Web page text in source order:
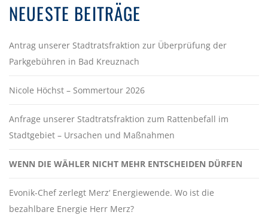
NEUESTE BEITRÄGE
Antrag unserer Stadtratsfraktion zur Überprüfung der
Parkgebühren in Bad Kreuznach
Nicole Höchst – Sommertour 2026
Anfrage unserer Stadtratsfraktion zum Rattenbefall im
Stadtgebiet – Ursachen und Maßnahmen
WENN DIE WÄHLER NICHT MEHR ENTSCHEIDEN DÜRFEN
Evonik-Chef zerlegt Merz‘ Energiewende. Wo ist die
bezahlbare Energie Herr Merz?